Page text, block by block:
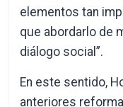
elementos tan
que abordarlo de
diálogo social”.
En este sentido,
anteriores